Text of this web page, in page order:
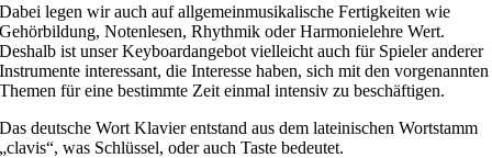
Dabei legen wir auch auf allgemeinmusikalische Fertigkeiten wie
Gehörbildung, Notenlesen, Rhythmik oder Harmonielehre Wert.
Deshalb ist unser Keyboardangebot vielleicht auch für Spieler anderer
Instrumente interessant, die Interesse haben, sich mit den vorgenannten
Themen für eine bestimmte Zeit einmal intensiv zu beschäftigen.
Das deutsche Wort Klavier entstand aus dem lateinischen Wortstamm
„clavis“, was Schlüssel, oder auch Taste bedeutet.